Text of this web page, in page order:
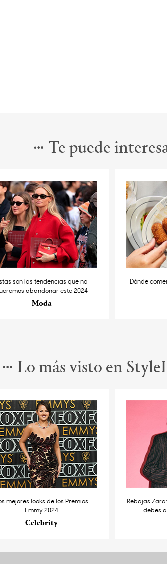
Te puede
son las tendencias que no
abandonar este 2024
Moda
Dónde
Lo más visto en
mejores looks de los Premios
Emmy 2024
Celebrity
Rebajas
debes